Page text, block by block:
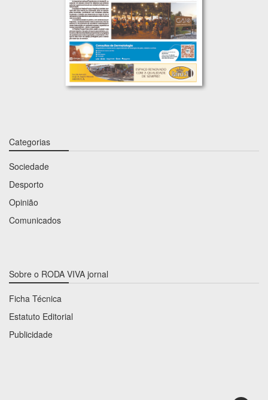
Categorias
Sociedade
Desporto
Opinião
Comunicados
Sobre o RODA VIVA jornal
Ficha Técnica
Estatuto Editorial
Publicidade